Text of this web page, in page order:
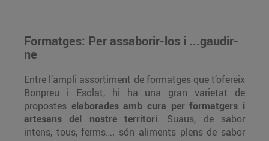
Formatges: Per assaborir-los i ...gaudir-
ne
Entre l’ampli assortiment de formatges que t’ofereix
Bonpreu i Esclat, hi ha una gran varietat de
propostes elaborades amb cura per formatgers i
artesans del nostre territori. Suaus, de sabor
intens, tous, ferms…; són aliments plens de sabor